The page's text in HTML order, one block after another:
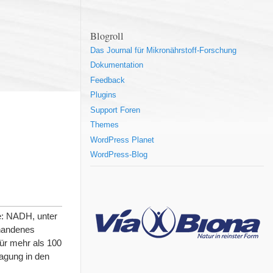
NADH, unter
mehr als 100
in den
Blogroll
Das Journal für Mikronährstoff-Forschung
Dokumentation
Feedback
Plugins
Support Foren
Themes
WordPress Planet
WordPress-Blog